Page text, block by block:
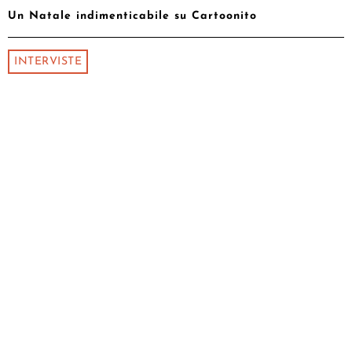
Un Natale indimenticabile su Cartoonito
INTERVISTE